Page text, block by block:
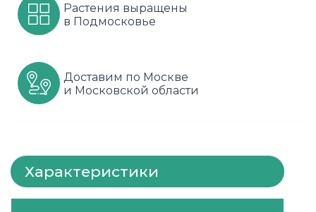
Яблони
Черника
Шиповник
Флорибунда
Чайно гибридные
Шрабы
Штамбовые
Растения выращены
в Подмосковье
Доставим по Москве
и Московской области
Характеристики